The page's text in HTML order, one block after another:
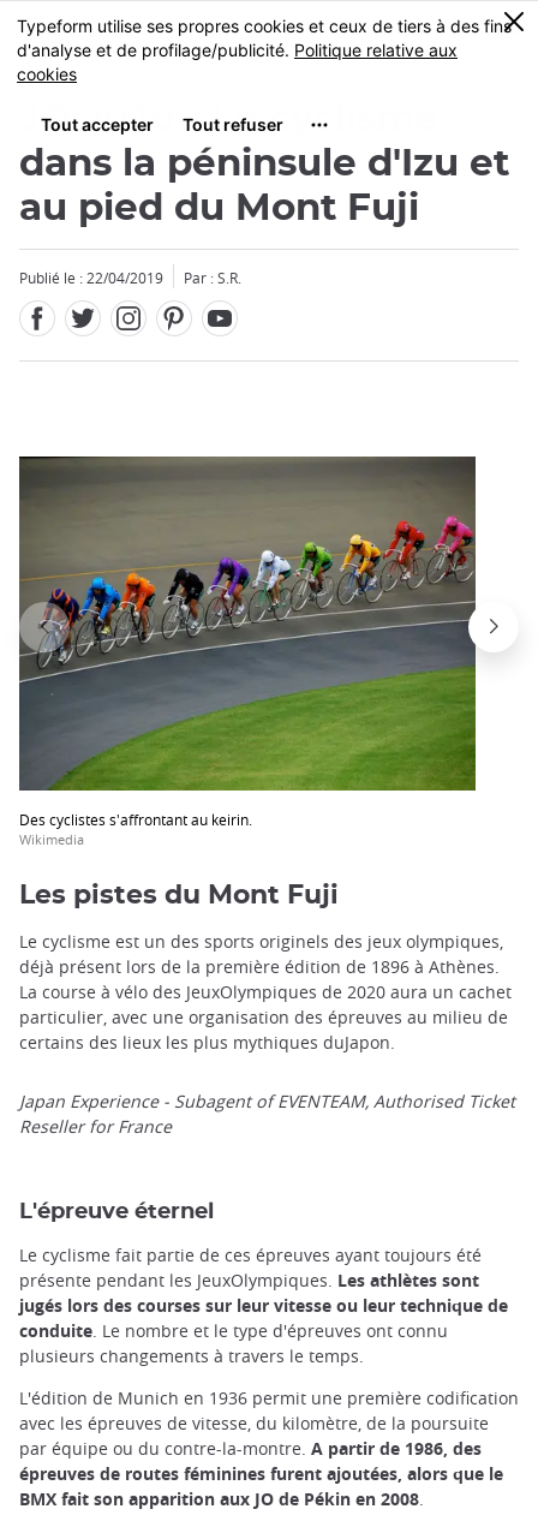
Skip
to
main
MENU
0
JO 2020 - Le cyclisme
dans la péninsule d'Izu et
au pied du Mont Fuji
Publié le : 22/04/2019 Par : S.R.
Des cyclistes s'affrontant au keirin.
Wikimedia
Fermer
Les pistes du Mont Fuji
Le cyclisme est un des sports originels des jeux olympiques,
déjà présent lors de la première édition de 1896 à Athènes.
La course à vélo des JeuxOlympiques de 2020 aura un cachet
particulier, avec une organisation des épreuves au milieu de
certains des lieux les plus mythiques duJapon.
Japan Experience - Subagent of EVENTEAM, Authorised Ticket
Reseller for France
L'épreuve éternel
Le cyclisme fait partie de ces épreuves ayant toujours été
présente pendant les JeuxOlympiques. Les athlètes sont
jugés lors des courses sur leur vitesse ou leur technique de
conduite . Le nombre et le type d'épreuves ont connu
plusieurs changements à travers le temps.
L'édition de Munich en 1936 permit une première codification
avec les épreuves de vitesse, du kilomètre, de la poursuite
par équipe ou du contre-la-montre. A partir de 1986, des
épreuves de routes féminines furent ajoutées, alors que le
BMX fait son apparition aux JO de Pékin en 2008